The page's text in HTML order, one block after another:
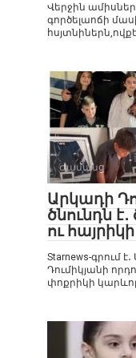
Վերջին
գործելաոճի
Ժամանց
Արկադի
ծնունդն
ու
Starnews-գրում
Դումիկյանի
փոքրիկի